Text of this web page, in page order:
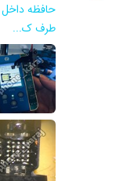
حافظه داخل
طرف ک...